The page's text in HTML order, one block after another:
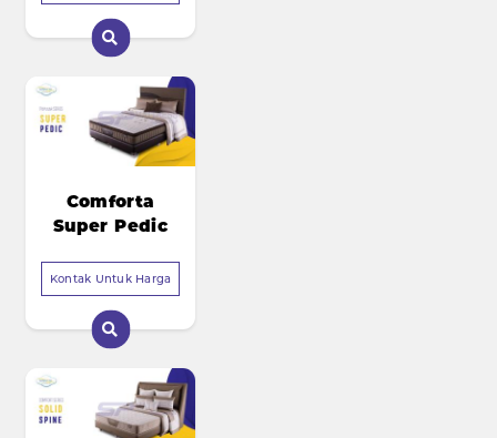
Comforta
Super Pedic
Kontak Untuk Harga